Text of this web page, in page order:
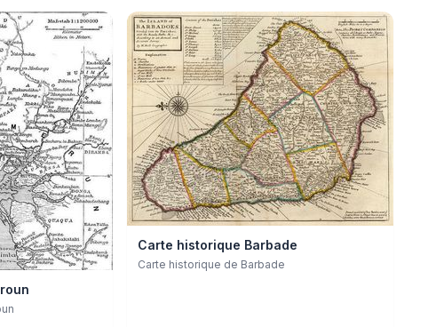
Carte historique Barbade
Carte historique de Barbade